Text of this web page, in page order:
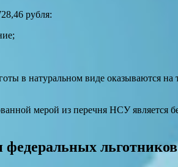
рубля:
в натуральном виде оказываются
мерой из перечня НСУ является
федеральных льготников